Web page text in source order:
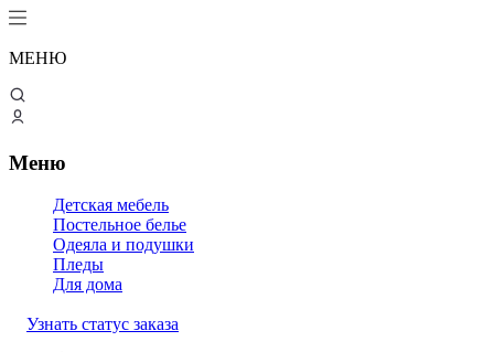
МЕНЮ
Меню
Детская мебель
Постельное белье
Одеяла и подушки
Пледы
Для дома
Узнать статус заказа